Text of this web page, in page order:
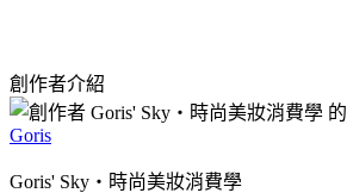
創作者介紹
Goris
Goris' Sky‧時尚美妝消費學